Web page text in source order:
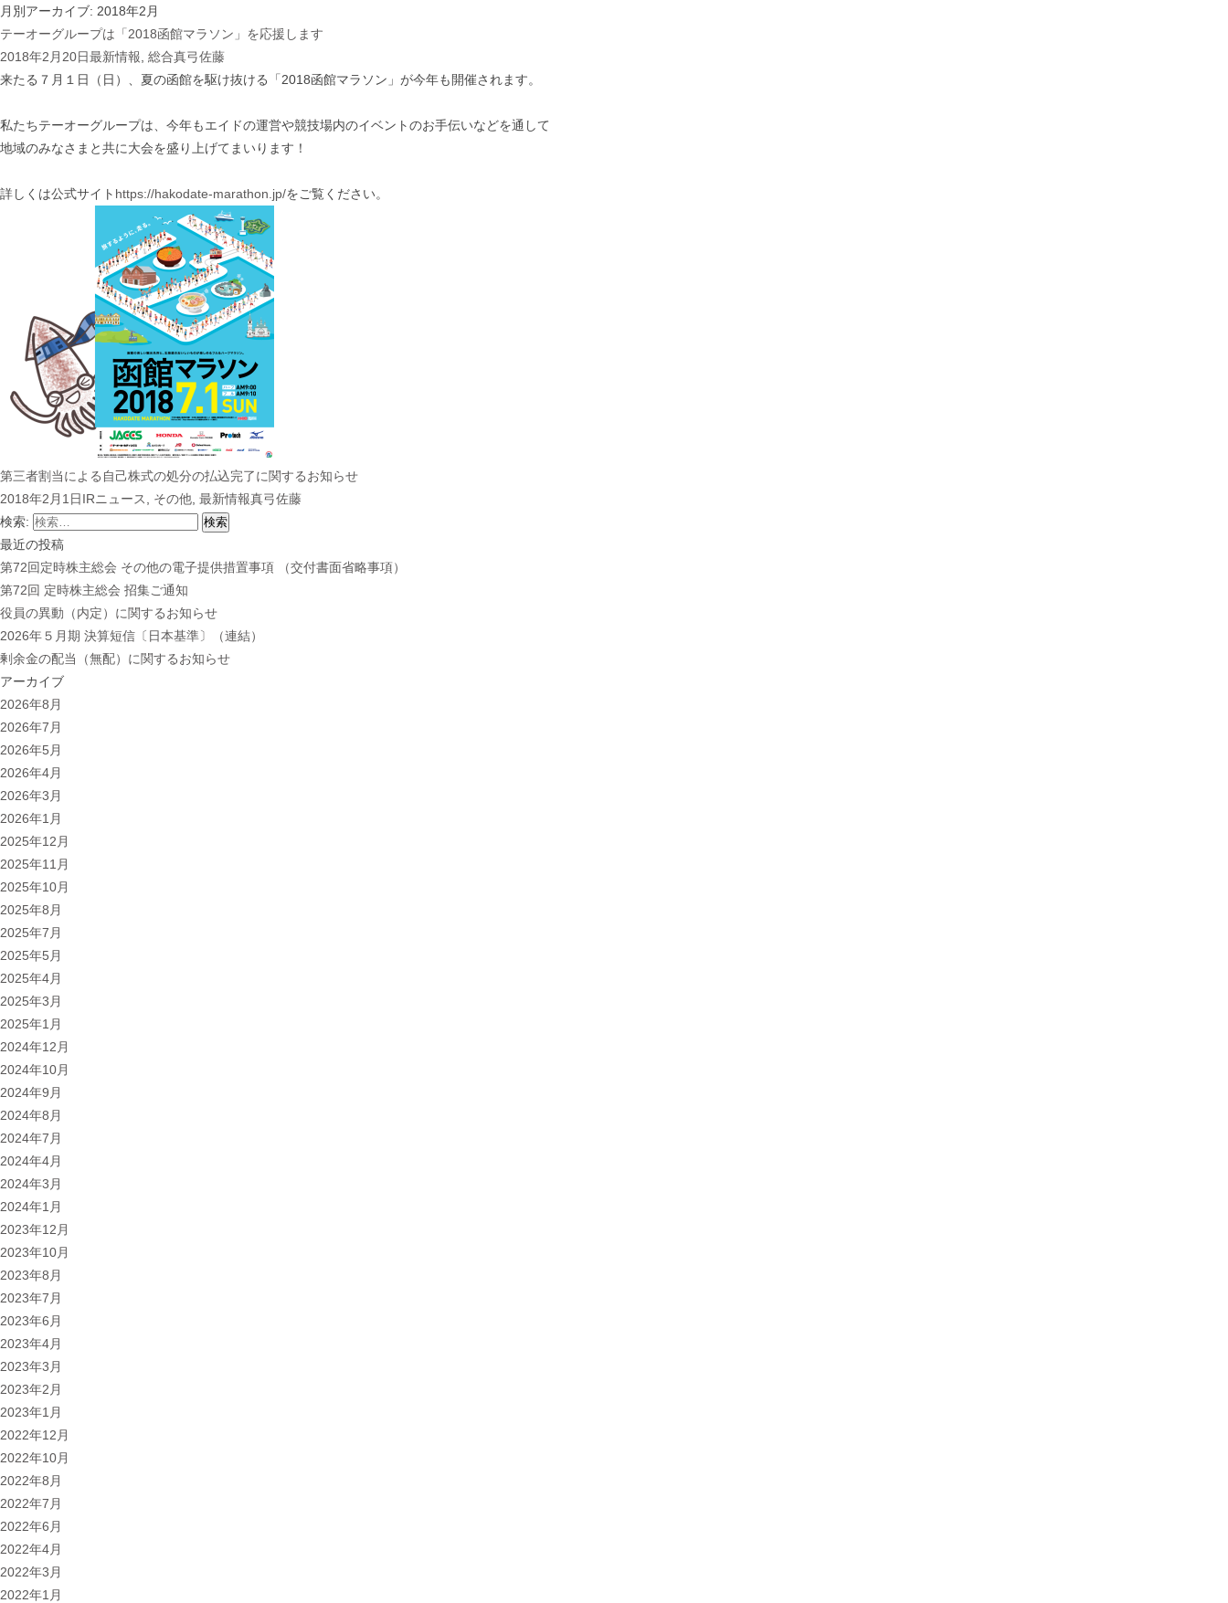
月別アーカイブ: 2018年2月
テーオーグループは「2018函館マラソン」を応援します
2018年2月20日最新情報 総合真弓佐藤
来たる７月１日（日）、夏の函館を駆け抜ける「2018函館マラソン」が今年も開催されます。
私たちテーオーグループは、今年もエイドの運営や競技場内のイベントのお手伝いなどを通して
地域のみなさまと共に大会を盛り上げてまいります！
詳しくは公式サイト https://hakodate-marathon.jp/をご覧ください。
第三者割当による自己株式の処分の払込完了に関するお知らせ
2018年2月1日IRニュース その他 最新情報真弓佐藤
検索:
最近の投稿
第72回定時株主総会 その他の電子提供措置事項 （交付書面省略事項）
第72回 定時株主総会 招集ご通知
役員の異動（内定）に関するお知らせ
2026年５月期 決算短信〔日本基準〕（連結）
剰余金の配当（無配）に関するお知らせ
アーカイブ
2026年8月
2026年7月
2026年5月
2026年4月
2026年3月
2026年1月
2025年12月
2025年11月
2025年10月
2025年8月
2025年7月
2025年5月
2025年4月
2025年3月
2025年1月
2024年12月
2024年10月
2024年9月
2024年8月
2024年7月
2024年4月
2024年3月
2024年1月
2023年12月
2023年10月
2023年8月
2023年7月
2023年6月
2023年4月
2023年3月
2023年2月
2023年1月
2022年12月
2022年10月
2022年8月
2022年7月
2022年6月
2022年4月
2022年3月
2022年1月